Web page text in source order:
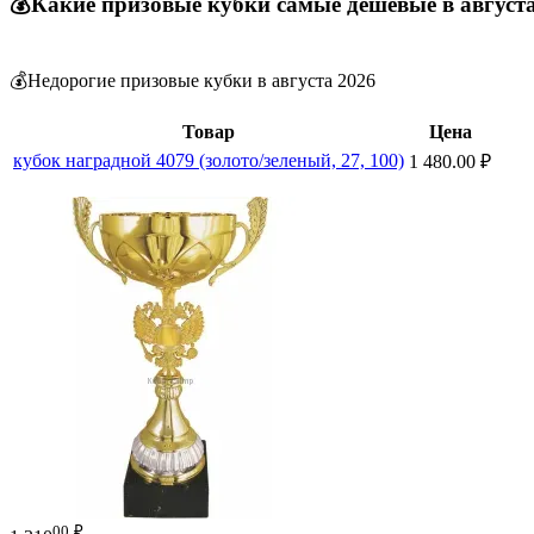
💰Недорогие призовые кубки в августа 2026
Товар
Цена
кубок наградной 4079 (золото/зеленый, 27, 100) 1 480.00 ₽
00 ₽